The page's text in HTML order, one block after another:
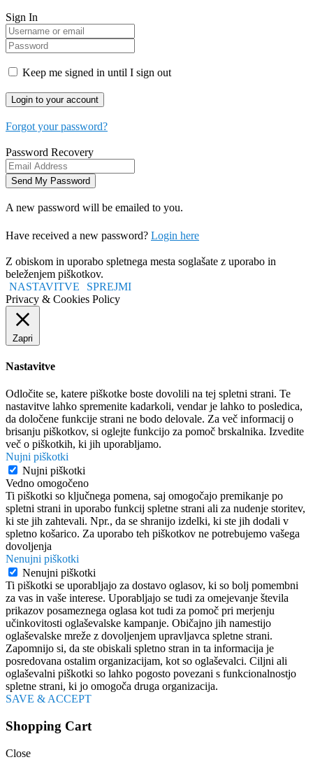
Sign In
Keep me signed in until I sign out
Forgot your password?
Password Recovery
A new password will be emailed to you.
Have received a new password? Login here
Z obiskom in uporabo spletnega mesta soglašate z uporabo in
beleženjem piškotkov.
NASTAVITVE
SPREJMI
Privacy & Cookies Policy
Zapri
Nastavitve
Odločite se, katere piškotke boste dovolili na tej spletni strani. Te
nastavitve lahko spremenite kadarkoli, vendar je lahko to posledica,
da določene funkcije strani ne bodo delovale. Za več informacij o
brisanju piškotkov, si oglejte funkcijo za pomoč brskalnika. Izvedite
več o piškotkih, ki jih uporabljamo.
Nujni piškotki
Nujni piškotki
Vedno omogočeno
Ti piškotki so ključnega pomena, saj omogočajo premikanje po
spletni strani in uporabo funkcij spletne strani ali za nudenje storitev,
ki ste jih zahtevali. Npr., da se shranijo izdelki, ki ste jih dodali v
spletno košarico. Za uporabo teh piškotkov ne potrebujemo vašega
dovoljenja
Nenujni piškotki
Nenujni piškotki
Ti piškotki se uporabljajo za dostavo oglasov, ki so bolj pomembni
za vas in vaše interese. Uporabljajo se tudi za omejevanje števila
prikazov posameznega oglasa kot tudi za pomoč pri merjenju
učinkovitosti oglaševalske kampanje. Običajno jih namestijo
oglaševalske mreže z dovoljenjem upravljavca spletne strani.
Zapomnijo si, da ste obiskali spletno stran in ta informacija je
posredovana ostalim organizacijam, kot so oglaševalci. Ciljni ali
oglaševalni piškotki so lahko pogosto povezani s funkcionalnostjo
spletne strani, ki jo omogoča druga organizacija.
SAVE & ACCEPT
Shopping Cart
Close